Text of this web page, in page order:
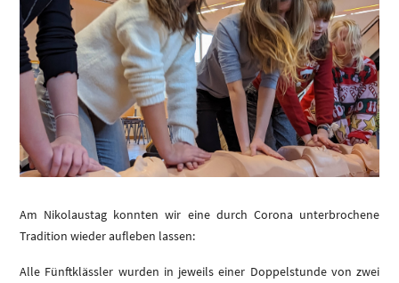
Am Nikolaustag konnten wir eine durch Corona unterbrochene
Tradition wieder aufleben lassen:
Alle Fünftklässler wurden in jeweils einer Doppelstunde von zwei